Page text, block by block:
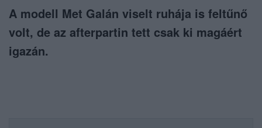
A modell Met Galán viselt ruhája is feltűnő
volt, de az afterpartin tett csak ki magáért
igazán.